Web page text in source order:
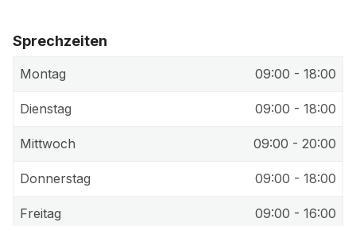
Sprechzeiten
Montag 09:00 - 18:00
Dienstag 09:00 - 18:00
Mittwoch 09:00 - 20:00
Donnerstag 09:00 - 18:00
Freitag 09:00 - 16:00